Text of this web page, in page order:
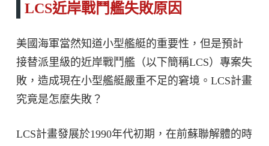
LCS近岸戰鬥艦失敗原因
美國海軍當然知道小型艦艇的重要性，但是預計
接替派里級的近岸戰鬥艦（以下簡稱LCS）專案失
敗，造成現在小型艦艇嚴重不足的窘境。LCS計畫
究竟是怎麼失敗？
LCS計畫發展於1990年代初期，在前蘇聯解體的時